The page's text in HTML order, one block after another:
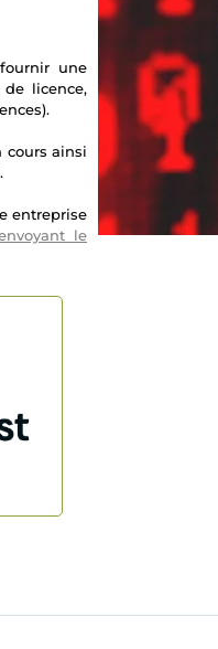
une
licence,
cours ainsi
entreprise
le